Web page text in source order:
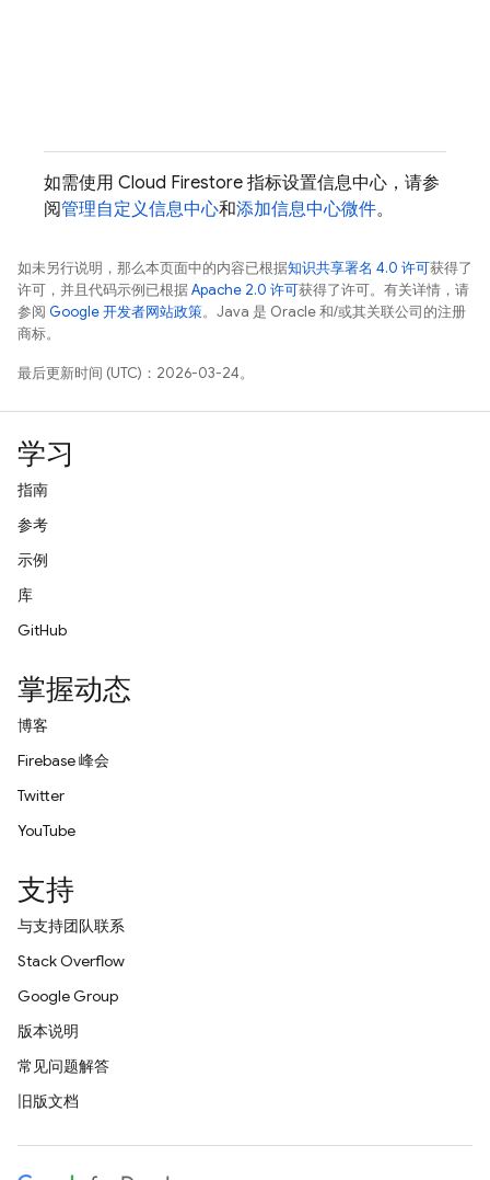
如需使用 Cloud Firestore 指标设置信息中心，请参
阅管理自定义信息中心和添加信息中心微件。
如未另行说明，那么本页面中的内容已根据知识共享署名 4.0 许可获得了
许可，并且代码示例已根据Apache 2.0 许可获得了许可。有关详情，请
参阅 Google 开发者网站政策。Java 是 Oracle 和/或其关联公司的注册
商标。
最后更新时间 (UTC)：2026-03-24。
学习
指南
参考
示例
库
GitHub
掌握动态
博客
Firebase 峰会
Twitter
YouTube
支持
与支持团队联系
Stack Overflow
Google Group
版本说明
常见问题解答
旧版文档